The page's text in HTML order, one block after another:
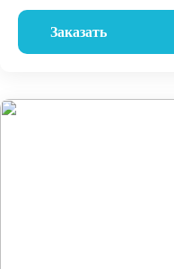
Заказать